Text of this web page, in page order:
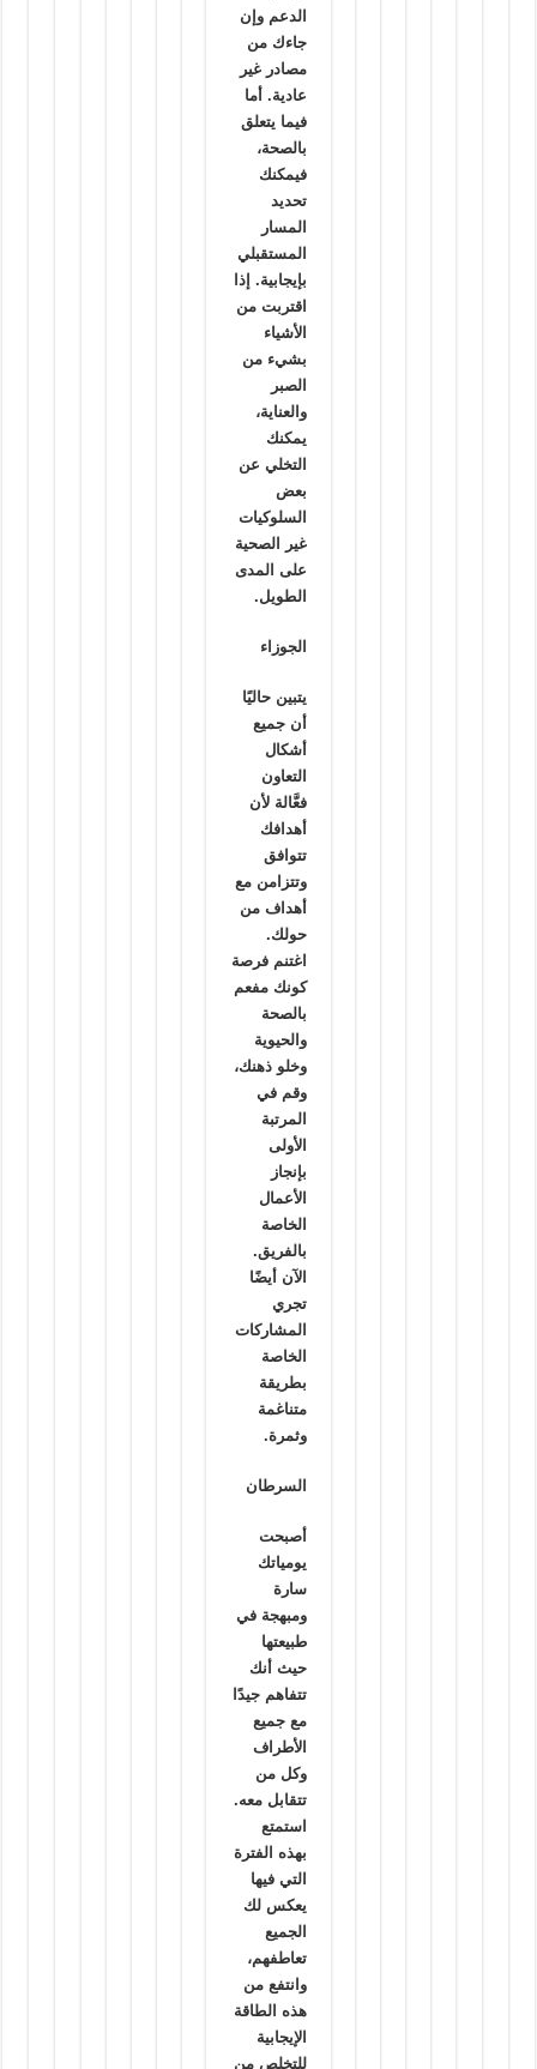
الدعم وإن
جاءك من
مصادر غير
عادية. أما
فيما يتعلق
بالصحة،
فيمكنك
تحديد
المسار
المستقبلي
بإيجابية. إذا
اقتربت من
الأشياء
بشيء من
الصبر
والعناية،
يمكنك
التخلي عن
بعض
السلوكيات
غير الصحية
على المدى
الطويل.
الجوزاء
يتبين حاليًا
أن جميع
أشكال
التعاون
فعَّالة لأن
أهدافك
تتوافق
وتتزامن مع
أهداف من
حولك.
اغتنم فرصة
كونك مفعم
بالصحة
والحيوية
وخلو ذهنك،
وقم في
المرتبة
الأولى
بإنجاز
الأعمال
الخاصة
بالفريق.
الآن أيضًا
تجري
المشاركات
الخاصة
بطريقة
متناغمة
وثمرة.
السرطان
أصبحت
يومياتك
سارة
ومبهجة في
طبيعتها
حيث أنك
تتفاهم جيدًا
مع جميع
الأطراف
وكل من
تتقابل معه.
استمتع
بهذه الفترة
التي فيها
يعكس لك
الجميع
تعاطفهم،
وانتفع من
هذه الطاقة
الإيجابية
للتخلص من